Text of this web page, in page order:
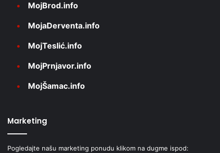
MojBrod.info
MojaDerventa.info
MojTeslić.info
MojPrnjavor.info
MojŠamac.info
Marketing
Pogledajte našu marketing ponudu klikom na dugme ispod: